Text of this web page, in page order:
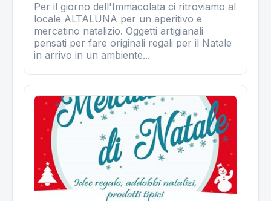
Per il giorno dell'Immacolata ci ritroviamo al
locale ALTALUNA per un aperitivo e
mercatino natalizio. Oggetti artigianali
pensati per fare originali regali per il Natale
in arrivo in un ambiente...